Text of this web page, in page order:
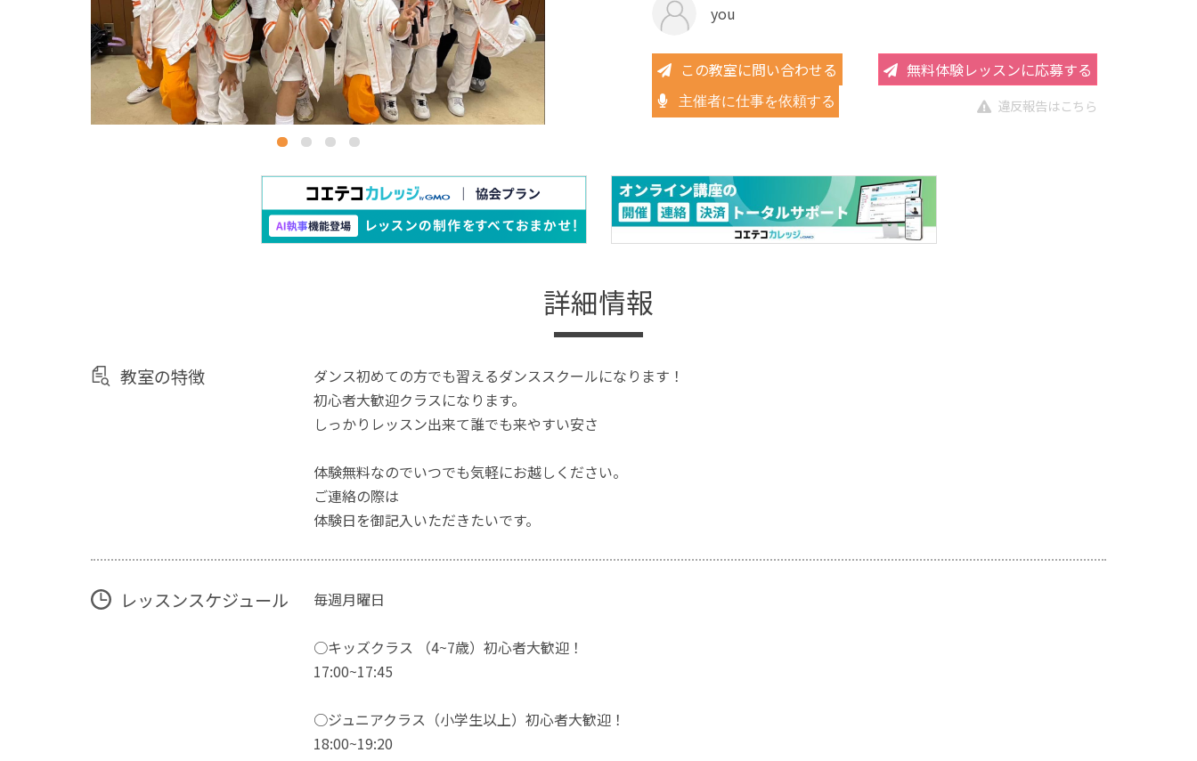
you
この教室に問い合わせる 無料体験レッスンに応募する
主催者に仕事を依頼する 違反報告はこちら
詳細情報
教室の特徴
ダンス初めての方でも習えるダンススクールになります！
初心者大歓迎クラスになります。
しっかりレッスン出来て誰でも来やすい安さ
体験無料なのでいつでも気軽にお越しください。
ご連絡の際は
体験日を御記入いただきたいです。
レッスンスケジュール 毎週月曜日
○キッズクラス （4~7歳）初心者大歓迎！
17:00~17:45
○ジュニアクラス（小学生以上）初心者大歓迎！
18:00~19:20